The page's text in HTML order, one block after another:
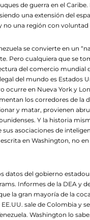
de guerra en el
una extensión del
no una región con
se convierte en un
Pero cualquiera que se
del comercio mundial
del mundo es Estados
ocurre en Nueva York y
los corredores de la
y matar, provienen
Y la historia
sus asociaciones de
en Washington, no
datos del gobierno
Informes de la DEA y
la gran mayoría de la
sale de Colombia y
Washington lo